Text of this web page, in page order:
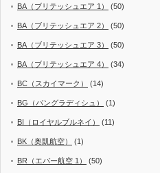
BA（ブリテッシュエア 1） (50)
BA（ブリテッシュエア 2） (50)
BA（ブリテッシュエア 3） (50)
BA（ブリテッシュエア 4） (34)
BC（スカイマーク） (14)
BG（バングラディシュ） (1)
BI（ロイヤルブルネイ） (11)
BK（奥凱航空） (1)
BR（エバー航空 1） (50)